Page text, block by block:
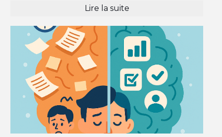
Lire la suite